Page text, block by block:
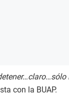
con la BUAP.